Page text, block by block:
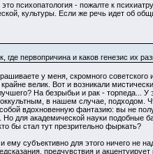
психопатология - пожалте к
культуры. Если же речь идет об
первопричина и каков генезис их
у меня, скромного
велик. Вот и возникали
На безрыбьи и рак - торпеда...
в нашем случае, подходом.
вдохновенную фантазию: вы не
для академической науки
бы стал тут презрительно фыркать?
субъективно для этого ничего не
предчувствия и